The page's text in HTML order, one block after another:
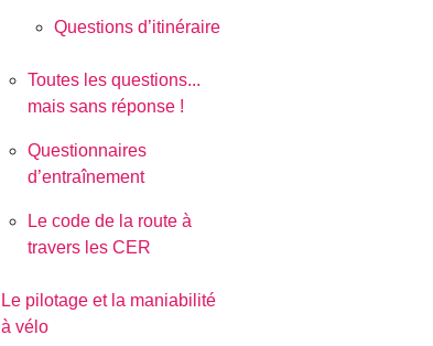
Questions d’itinéraire
Toutes les questions...
mais sans réponse !
Questionnaires
d’entraînement
Le code de la route à
travers les CER
Le pilotage et la maniabilité
à vélo